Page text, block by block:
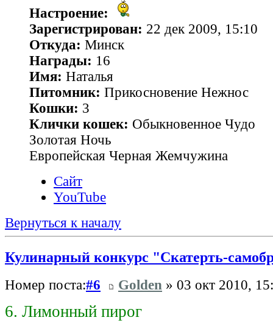
Настроение:
Зарегистрирован: 22 дек 2009, 15:10
Откуда: Минск
Награды: 16
Имя: Наталья
Питомник: Прикосновение Нежнос
Кошки: 3
Клички кошек: Обыкновенное Чудо
Золотая Ночь
Европейская Черная Жемчужина
Сайт
YouTube
Вернуться к началу
Кулинарный конкурс "Скатерть-
Номер поста:#6 Golden » 03 окт 2010,
6. Лимонный пирог